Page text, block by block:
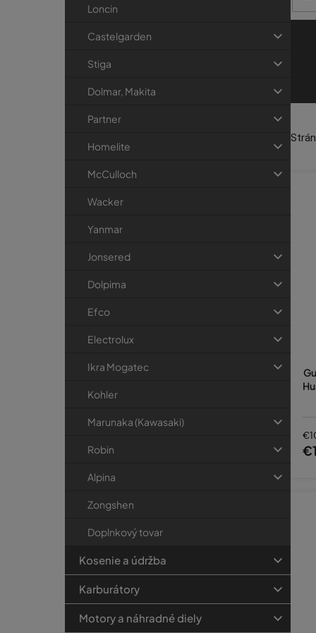
Loncin
Castelgarden
Stiga
Dolmar, Makita
Partner
Homelite
McCulloch
Wacker
Yanmar
Jonsered
Dolpima
Efco
Electrolux
Ikra Mogatec
Kohler
Marunaka (Kawasaki)
Robin
Alpina
Zongshen
Doplnkový tovar
Kosenie a údržba
Karburátory
Motory a náhradné diely
A
diel
d
o